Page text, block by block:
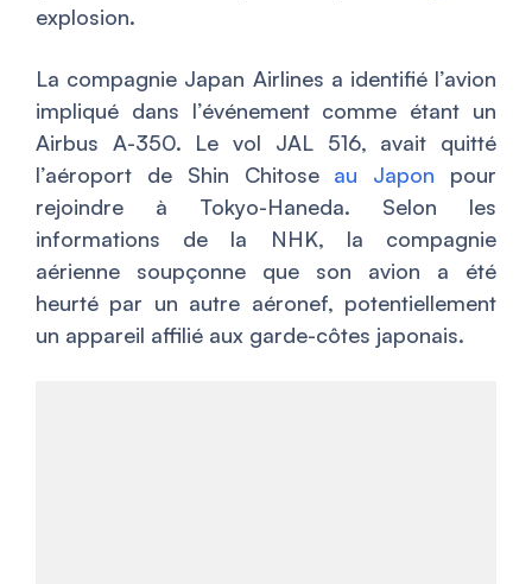
explosion.
La compagnie Japan Airlines a identifié l’avion
impliqué dans l’événement comme étant un
Airbus A-350. Le vol JAL 516, avait quitté
l’aéroport de Shin Chitose au Japon pour
rejoindre à Tokyo-Haneda. Selon les
informations de la NHK, la compagnie
aérienne soupçonne que son avion a été
heurté par un autre aéronef, potentiellement
un appareil affilié aux garde-côtes japonais.